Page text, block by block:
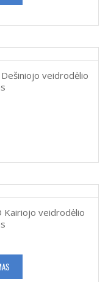
veidrodėlio
Kairiojo veidrodėlio